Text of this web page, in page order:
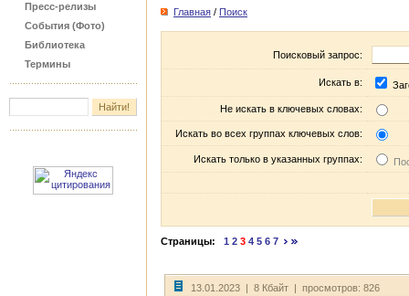
Пресс-релизы
События (Фото)
Библиотека
Термины
Главная / Поиск
Поисковый запрос:
Искать в:
Не искать в ключевых словах:
Искать во всех группах ключевых слов:
Искать только в указанных группах:
Страницы: 1 2 3 4 5 6 7
13.01.2023 | 8 Кбайт | просмотров: 826